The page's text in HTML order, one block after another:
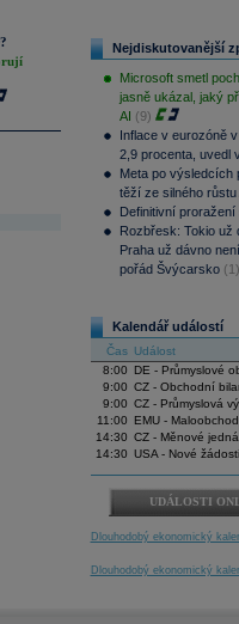
Nejdiskutovanější
Microsoft smetl
jasně ukázal, jaký
AI (9)
Inflace v eurozóně
2,9 procenta, uvedl
Meta po výsledcích
těží ze silného růstu
Definitivní
Rozbřesk: Tokio už
Praha už dávno
pořád Švýcarsko (1)
Kalendář událostí
Čas Událost
8:00
DE - Průmyslové
9:00 CZ - Obchodní
9:00 CZ - Průmyslová
11:00
EMU -
14:30 CZ - Měnové
14:30 USA - Nové
UDÁLOSTI
Dlouhodobý ekonomický
Dlouhodobý ekonomický